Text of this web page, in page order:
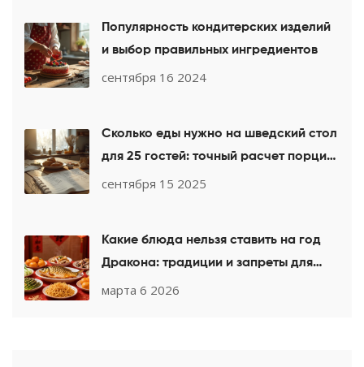
Популярность кондитерских изделий
и выбор правильных ингредиентов
сентября 16 2024
Сколько еды нужно на шведский стол
для 25 гостей: точный расчет порций
и меню
сентября 15 2025
Какие блюда нельзя ставить на год
Дракона: традиции и запреты для
удачи в 2025
марта 6 2026